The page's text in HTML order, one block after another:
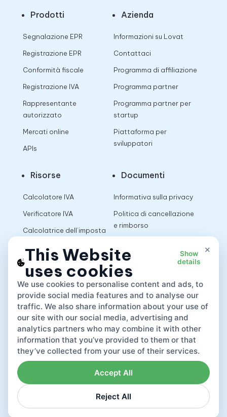
Prodotti
Segnalazione EPR
Registrazione EPR
Conformità fiscale
Registrazione IVA
Rappresentante
autorizzato
Mercati online
APIs
Azienda
Informazioni su Lovat
Contattaci
Programma di affiliazione
Programma partner
Programma partner per
startup
Piattaforma per
sviluppatori
Risorse
Calcolatore IVA
Verificatore IVA
Calcolatrice dell’imposta
Documenti
Informativa sulla privacy
Politica di cancellazione
e rimborso
App
×
This Website
uses cookies
Show
details
We use cookies to personalise content and ads, to
provide social media features and to analyse our
traffic. We also share information about your use of
our site with our social media, advertising and
analytics partners who may combine it with other
information that you’ve provided to them or that
they’ve collected from your use of their services.
Reject All
Accept All